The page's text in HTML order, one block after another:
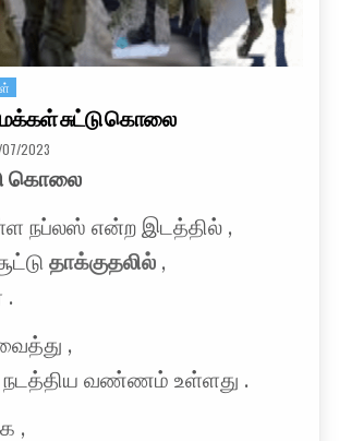
சுட்டு கொலை
DATE:
2023
கொலை
நப்லஸ் என்ற இடத்தில் ,
தாக்குதலில் ,
.
,
நடத்திய வண்ணம் உள்ளது .
,